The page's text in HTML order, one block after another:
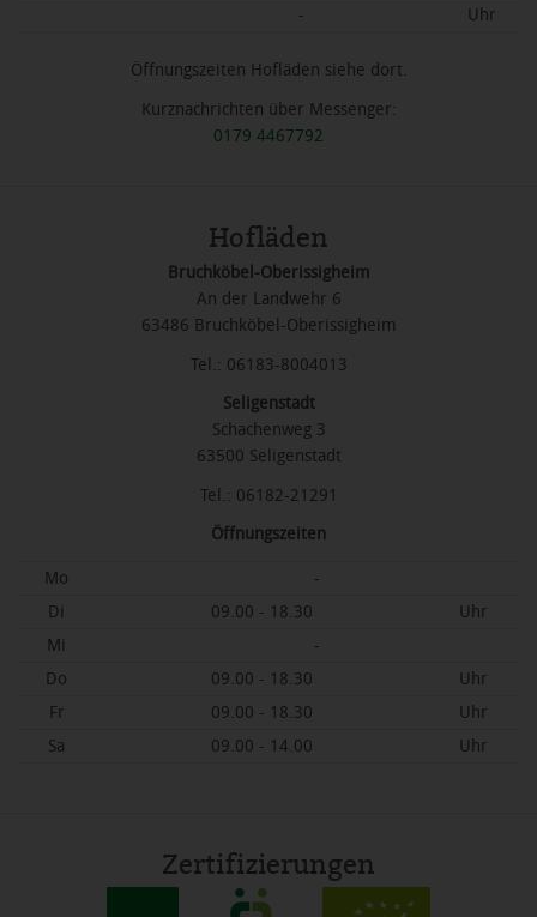
-
Uhr
Öffnungszeiten Hofläden siehe dort.
Kurznachrichten über Messenger:
0179 4467792
Hofläden
Bruchköbel-Oberissigheim
An der Landwehr 6
63486 Bruchköbel-Oberissigheim
Tel.: 06183-8004013
Seligenstadt
Schachenweg 3
63500 Seligenstadt
Tel.: 06182-21291
Öffnungszeiten
Mo
-
Di
09.00 - 18.30
Uhr
Mi
-
Do
09.00 - 18.30
Uhr
Fr
09.00 - 18.30
Uhr
Sa
09.00 - 14.00 Uhr
Zertifizierungen